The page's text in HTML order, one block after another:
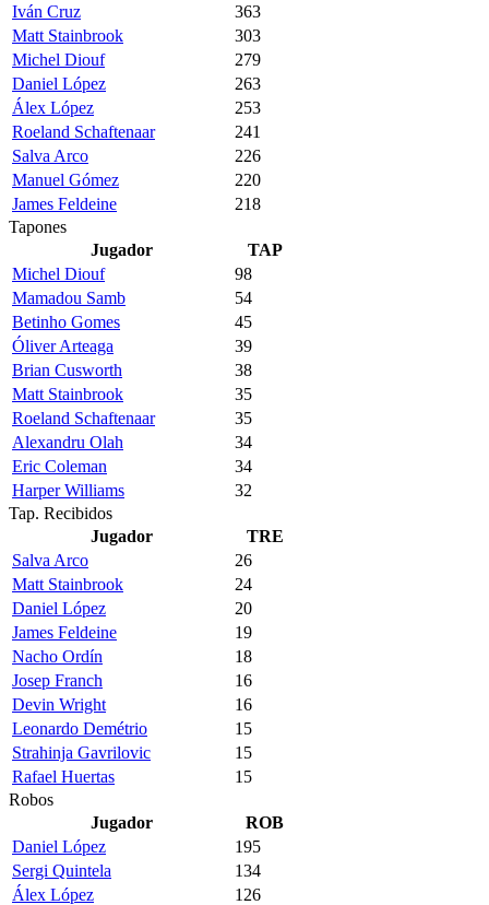
Iván Cruz
363
Matt Stainbrook
303
Michel Diouf
279
Daniel López
263
Álex López
253
Roeland Schaftenaar
241
Salva Arco
226
Manuel Gómez
220
James Feldeine
218
Tapones
Jugador
TAP
Michel Diouf
98
Mamadou Samb
54
Betinho Gomes
45
Óliver Arteaga
39
Brian Cusworth
38
Matt Stainbrook
35
Roeland Schaftenaar
35
Alexandru Olah
34
Eric Coleman
34
Harper Williams
32
Tap. Recibidos
Jugador
TRE
Salva Arco
26
Matt Stainbrook
24
Daniel López
20
James Feldeine
19
Nacho Ordín
18
Josep Franch
16
Devin Wright
16
Leonardo Demétrio
15
Strahinja Gavrilovic
15
Rafael Huertas
15
Robos
Jugador
ROB
Daniel López
195
Sergi Quintela
134
Álex López
126